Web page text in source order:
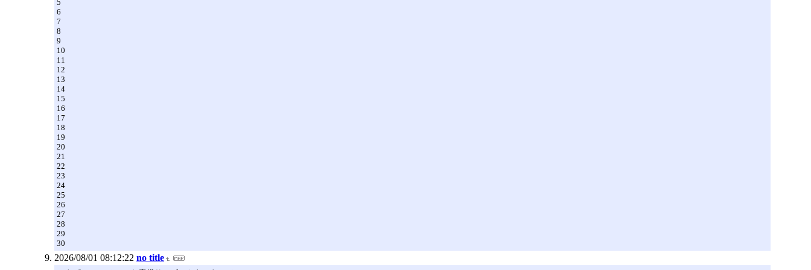
5
6
7
8
9
10
11
12
13
14
15
16
17
18
19
20
21
22
23
24
25
26
27
28
29
30
2026/08/01 08:12:22 no title